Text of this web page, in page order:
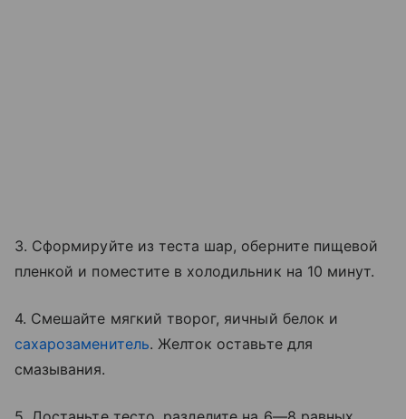
3. Сформируйте из теста шар, оберните пищевой
пленкой и поместите в холодильник на 10 минут.
4. Смешайте мягкий творог, яичный белок и
сахарозаменитель. Желток оставьте для
смазывания.